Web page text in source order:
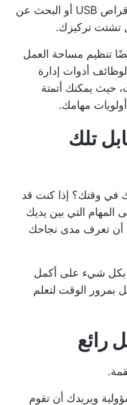
إضافية، أو البحث عن محرك أقراص USB أو البحث عن
تشتت تركيزك.
تنظيم مساحة العمل
أدوات إدارة
حيث يمكنك أتمتة
مهامك.
تلك
في وقتك؟ إذا كنت قد
التي بين يديك
أن تعرف مدى نجاحك
بكل شيء على أكمل
بمرور الوقت لتعلم
ويريدك أن تقوم